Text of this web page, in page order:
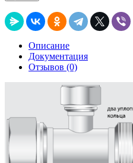
Описание
Документация
Отзывов (0)